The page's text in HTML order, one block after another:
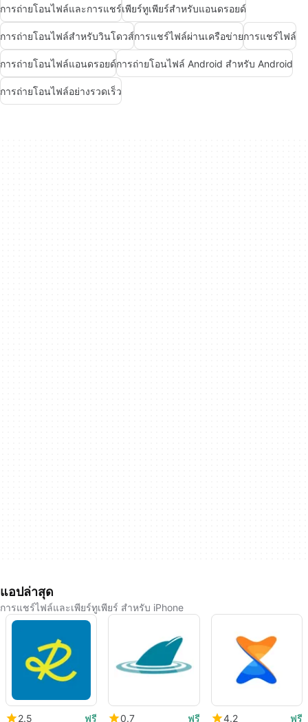
การถ่ายโอนไฟล์และการแชร์เพียร์ทูเพียร์สำหรับแอนดรอยด์
การถ่ายโอนไฟล์สำหรับวินโดวส์การแชร์ไฟล์ผ่านเครือข่ายการแชร์ไฟล์
การถ่ายโอนไฟล์แอนดรอยด์การถ่ายโอนไฟล์ Android สำหรับ Android
การถ่ายโอนไฟล์อย่างรวดเร็ว
แอปล่าสุด
การแชร์ไฟล์และเพียร์ทูเพียร์ สำหรับ iPhone
2.5
ฟรี
0.7
ฟรี
4.2
ฟรี